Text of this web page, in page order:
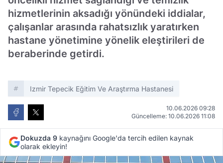
hizmetlerinin aksadığı yönündeki iddialar,
çalışanlar arasında rahatsızlık yaratırken
hastane yönetimine yönelik eleştirileri de
beraberinde getirdi.
Izmir Tepecik Eğitim Ve Araştırma Hastanesi
10.06.2026 09:28
Güncelleme: 10.06.2026 11:08
Dokuzda 9 kaynağını Google'da tercih edilen kaynak
olarak ekleyin!